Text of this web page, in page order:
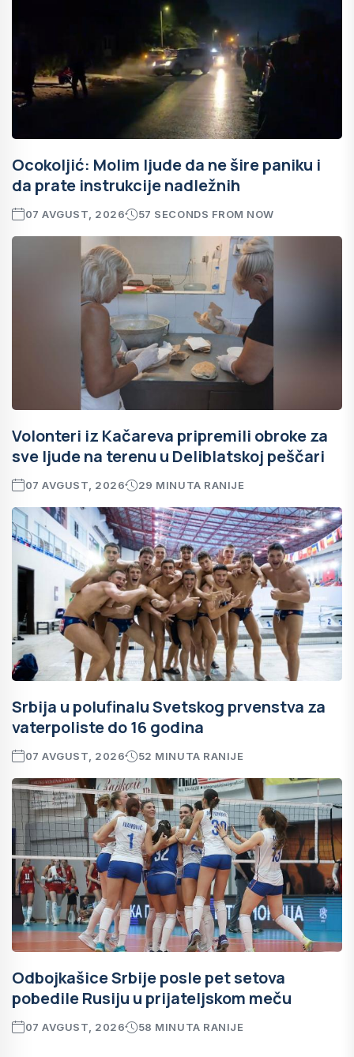
Ocokoljić: Molim ljude da ne šire paniku i
da prate instrukcije nadležnih
07 AVGUST, 2026 57 SECONDS FROM NOW
Volonteri iz Kačareva pripremili obroke za
sve ljude na terenu u Deliblatskoj peščari
07 AVGUST, 2026 29 MINUTA RANIJE
Srbija u polufinalu Svetskog prvenstva za
vaterpoliste do 16 godina
07 AVGUST, 2026 52 MINUTA RANIJE
Odbojkašice Srbije posle pet setova
pobedile Rusiju u prijateljskom meču
07 AVGUST, 2026 58 MINUTA RANIJE